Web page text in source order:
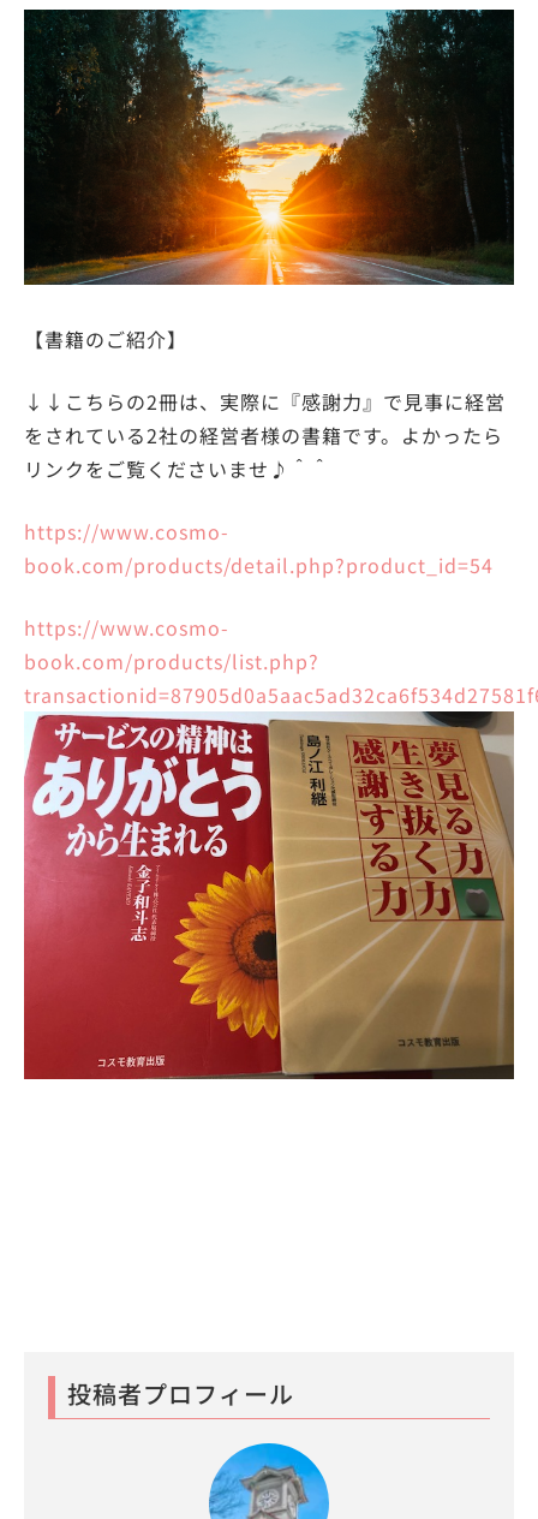
【書籍のご紹介】
↓↓こちらの2冊は、実際に『感謝力』で見事に経営
をされている2社の経営者様の書籍です。よかったら
リンクをご覧くださいませ♪＾＾
https://www.cosmo-
book.com/products/detail.php?product_id=54
https://www.cosmo-
book.com/products/list.php?
投稿者プロフィール